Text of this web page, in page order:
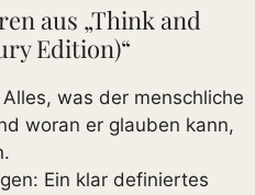
aus „Think and
Edition)“
was der menschliche
woran er glauben kann,
Ein klar definiertes